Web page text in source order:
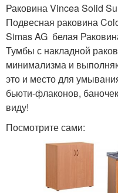
Раковина Vincea Solid
Подвесная раковина
Simas AG белая
Тумбы с накладной
минимализма и
это и место для
бьюти-флаконов,
виду!
Посмотрите сами: